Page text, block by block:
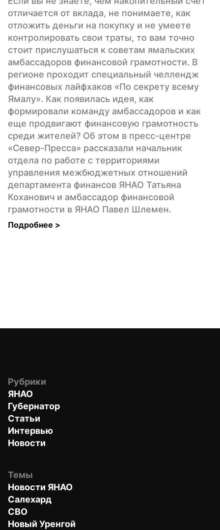
отличается от вклада, не понимаете, как
отложить деньги на покупку и не умеете
контролировать свои траты, то вам точно
стоит прислушаться к советам ямальских
амбассадоров финансовой грамотности. В
регионе проходит специальный челлендж
финансовых лайфхаков «По секрету всему
Ямалу». Как появилась идея, как
формировали команду амбассадоров и как
еще продвигают финансовую грамотность
среди жителей? Об этом в пресс-центре
«Север-Пресса» рассказали начальник
отдела по работе с территориями
управления межбюджетных отношений
департамента финансов ЯНАО Татьяна
Коханович и амбассадор финансовой
грамотности в ЯНАО Павел Шлемен.
Подробнее >
Рубрики
ЯНАО
Губернатор
Статьи
Интервью
Новости
Темы
Новости ЯНАО
Салехард
СВО
Новый Уренгой